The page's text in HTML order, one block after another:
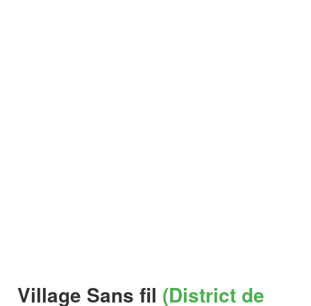
Village Sans fil (District de